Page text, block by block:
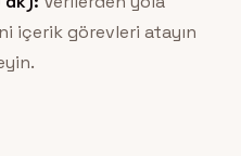
içerik görevleri atayın